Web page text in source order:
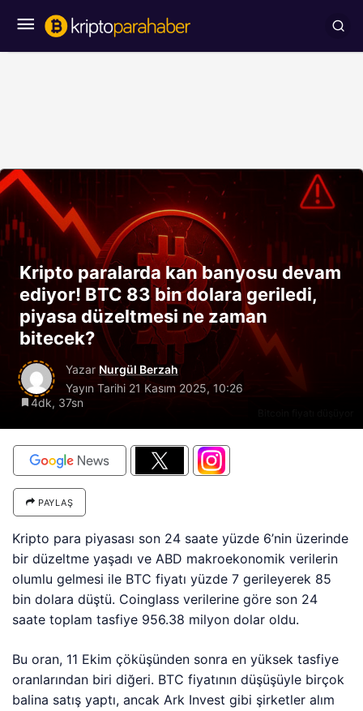
Kripto paralarda kan banyosu devam
ediyor! BTC 83 bin dolara geriledi,
piyasa düzeltmesi ne zaman
bitecek?
Yazar Nurgül Berzah
Yayın Tarihi 21 Kasım 2025, 10:26
4dk, 37sn
PAYLAŞ
Kripto para piyasası son 24 saate yüzde 6’nin üzerinde
bir düzeltme yaşadı ve ABD makroekonomik verilerin
olumlu gelmesi ile BTC fiyatı yüzde 7 gerileyerek 85
bin dolara düştü. Coinglass verilerine göre son 24
saate toplam tasfiye 956.38 milyon dolar oldu.
Bu oran, 11 Ekim çöküşünden sonra en yüksek tasfiye
oranlarından biri diğeri. BTC fiyatının düşüşüyle birçok
balina satış yaptı, ancak Ark Invest gibi şirketler alım